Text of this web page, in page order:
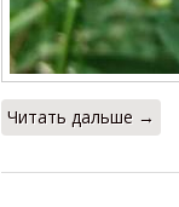
Читать дальше →